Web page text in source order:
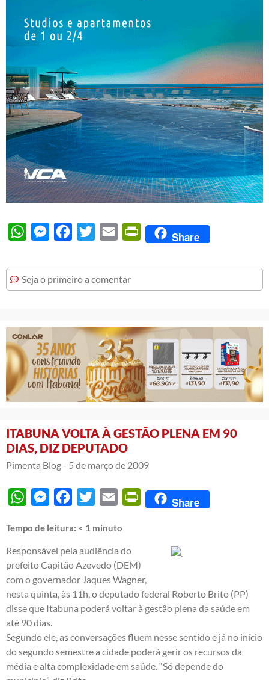
WhatsAppMessengerFacebook
Twitter Email PrintFriendly
Share
Seja o primeiro a comentar
ITABUNA VOLTA À GESTÃO PLENA EM 90
DIAS, DIZ DEPUTADO
Pimenta Blog - 5 de março de 2009
WhatsAppMessengerFacebook
Twitter Email PrintFriendly
Share
Tempo de leitura: < 1 minuto
Responsável pela audiência do
prefeito Capitão Azevedo (DEM)
com o governador Jaques Wagner,
nesta quinta, às 11h, o deputado federal Roberto Brito (PP)
disse que Itabuna poderá voltar à gestão plena da saúde em
até 90 dias.
Segundo ele, as conversações fluem nesse sentido e já no início
do segundo semestre a cidade poderá gerir os recursos da
média e alta complexidade em saúde. “Só depende do